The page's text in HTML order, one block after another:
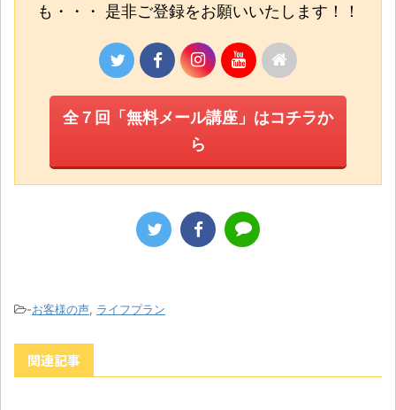
も・・・ 是非ご登録をお願いいたします！！
全７回「無料メール講座」はコチラか
ら
-お客様の声, ライフプラン
関連記事